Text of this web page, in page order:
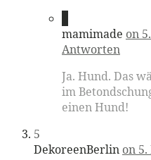
mamimade on
Antworten
Ja. Hund. Das
im
einen Hund!
5
DekoreenBerlin on